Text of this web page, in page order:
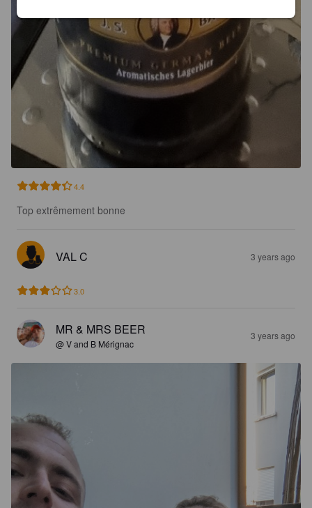
4.4
Top extrêmement bonne
VAL C 3 years ago
3.0
MR & MRS BEER
@ V and B Mérignac
3 years ago